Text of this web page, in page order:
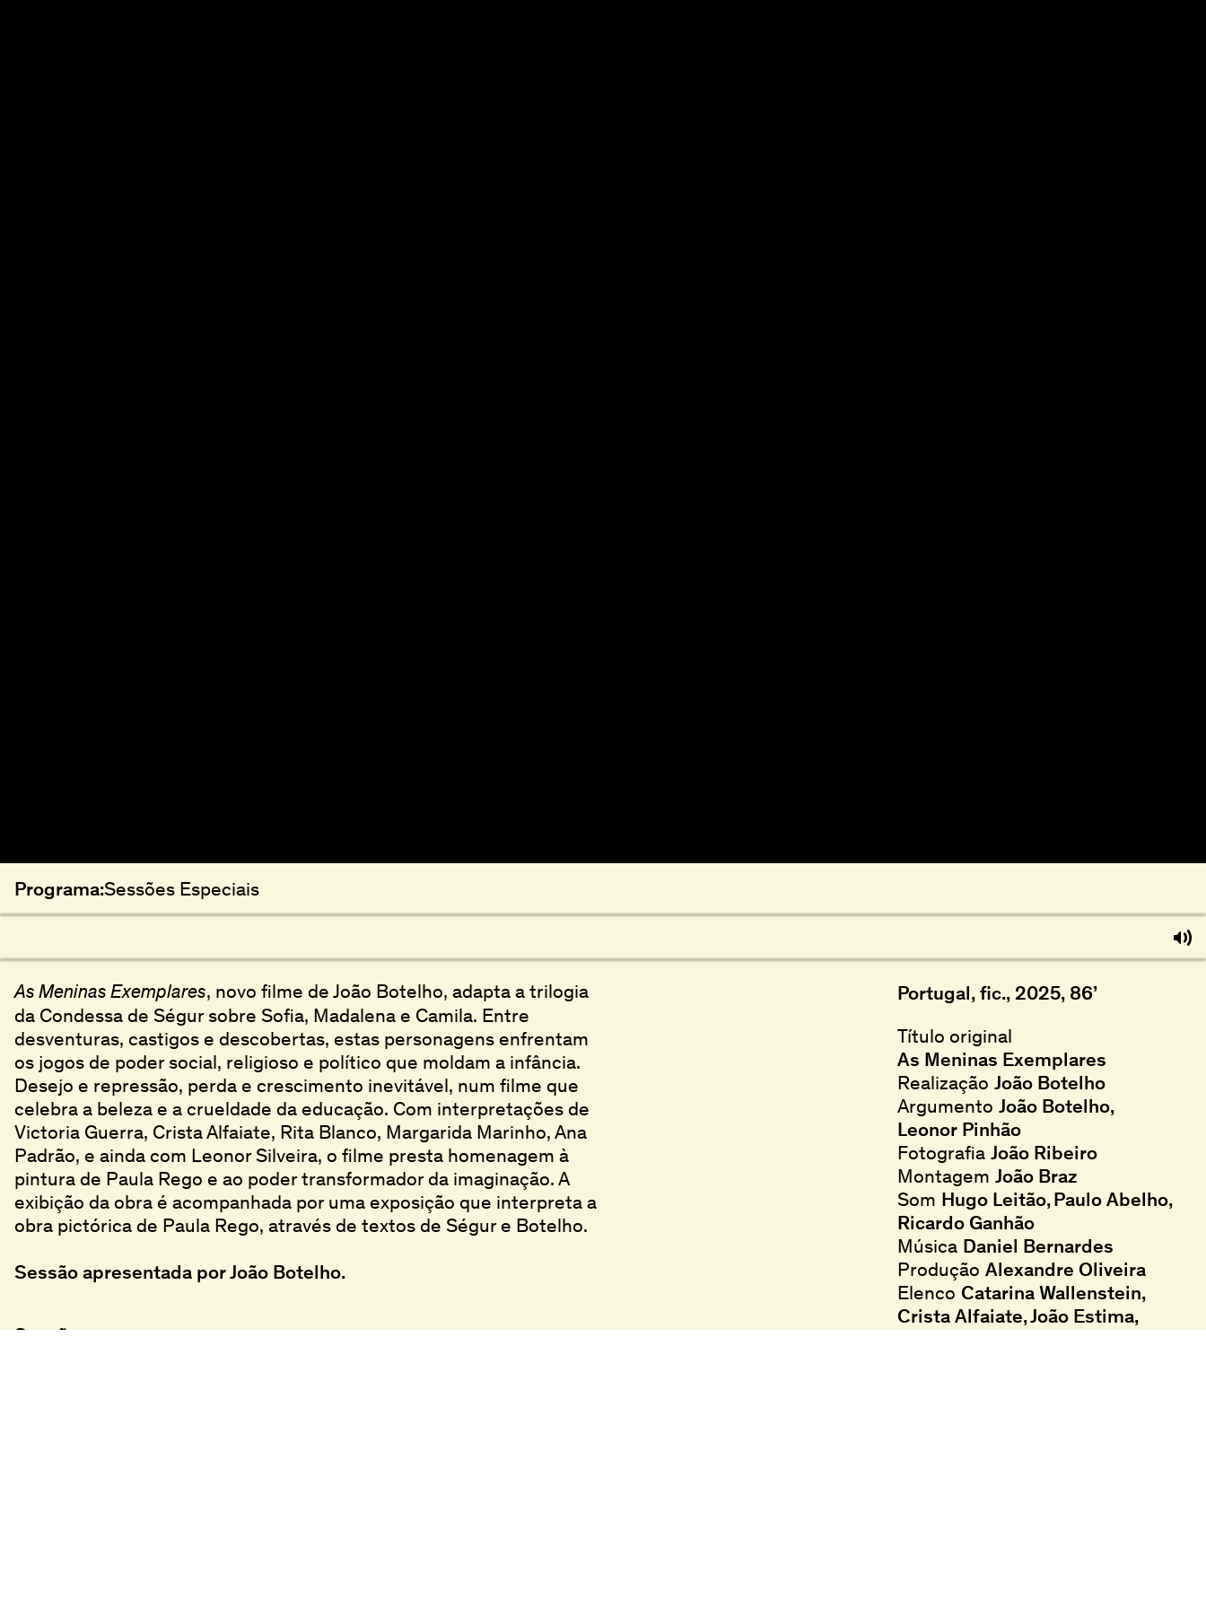
Programa:Sessões Especiais
As Meninas Exemplares, novo filme de João Botelho, adapta a trilogia
da Condessa de Ségur sobre Sofia, Madalena e Camila. Entre
desventuras, castigos e descobertas, estas personagens enfrentam
os jogos de poder social, religioso e político que moldam a infância.
Desejo e repressão, perda e crescimento inevitável, num filme que
celebra a beleza e a crueldade da educação. Com interpretações de
Victoria Guerra, Crista Alfaiate, Rita Blanco, Margarida Marinho, Ana
Padrão, e ainda com Leonor Silveira, o filme presta homenagem à
pintura de Paula Rego e ao poder transformador da imaginação. A
exibição da obra é acompanhada por uma exposição que interpreta a
obra pictórica de Paula Rego, através de textos de Ségur e Botelho.
Sessão apresentada por João Botelho.
Sessões
Portugal, fic., 2025, 86’
Título original
As Meninas Exemplares
Realização João Botelho
Argumento João Botelho
Leonor Pinhão
Fotografia João Ribeiro
Montagem João Braz
Som Hugo Leitão Paulo Abelho
Ricardo Ganhão
Música Daniel Bernardes
Produção Alexandre Oliveira
Elenco Catarina Wallenstein
Crista Alfaiate João Estima